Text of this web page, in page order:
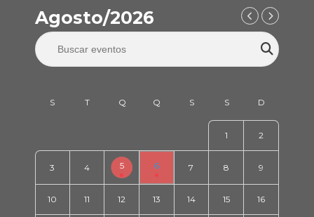
Agosto/2026
1 2
3 4 5 6 7 8 9
10 11 12 13 14 15 16